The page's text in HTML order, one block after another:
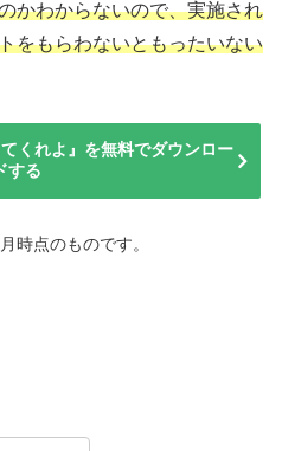
かわからないので、実施され
をもらわないともったいない
くれよ』を無料でダウンロー
する
時点のものです。